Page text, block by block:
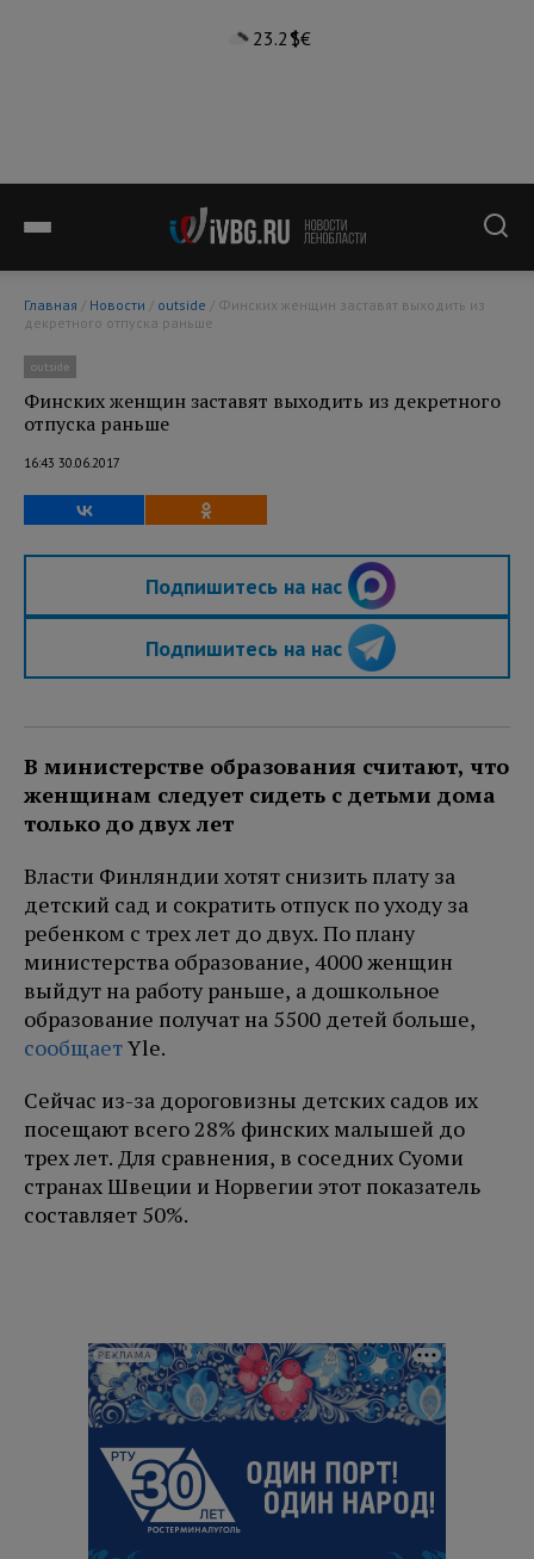
23.2°$€
Главная / Новости / outside
декретного отпуска раньше
outside
Финских женщин заставят выходить из декретного
отпуска раньше
16:43 30.06.2017
Подпишитесь на нас
Подпишитесь на нас
В министерстве образования считают, что
женщинам следует сидеть с детьми дома
только до двух лет
Власти Финляндии хотят снизить плату за
детский сад и сократить отпуск по уходу за
ребенком с трех лет до двух. По плану
министерства образование, 4000 женщин
выйдут на работу раньше, а дошкольное
образование получат на 5500 детей больше,
сообщаетYle.
Сейчас из-за дороговизны детских садов их
посещают всего 28% финских малышей до
трех лет. Для сравнения, в соседних Суоми
странах Швеции и Норвегии этот показатель
составляет 50%.
РЕКЛАМА